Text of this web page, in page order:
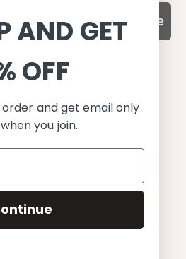
Subscribe
디자인
단 성능
소재 사용
한 제품
비안 디자인
AND GET
OFF
and get email only
you join.